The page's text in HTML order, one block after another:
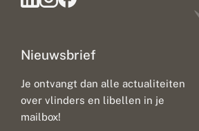
Nieuwsbrief
Je ontvangt dan alle actualiteiten
over vlinders en libellen in je
mailbox!